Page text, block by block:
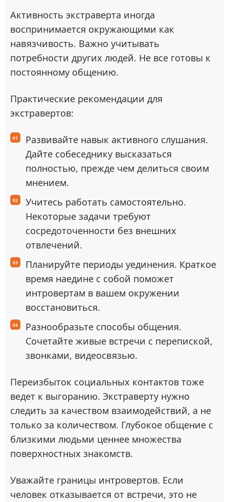
Активность экстраверта иногда
воспринимается окружающими как
навязчивость. Важно учитывать
потребности других людей. Не все готовы к
постоянному общению.
Практические рекомендации для
экстравертов:
Развивайте навык активного слушания.
Дайте собеседнику высказаться
полностью, прежде чем делиться своим
мнением.
Учитесь работать самостоятельно.
Некоторые задачи требуют
сосредоточенности без внешних
отвлечений.
Планируйте периоды уединения. Краткое
время наедине с собой поможет
интровертам в вашем окружении
восстановиться.
Разнообразьте способы общения.
Сочетайте живые встречи с перепиской,
звонками, видеосвязью.
Переизбыток социальных контактов тоже
ведет к выгоранию. Экстраверту нужно
следить за качеством взаимодействий, а не
только за количеством. Глубокое общение с
близкими людьми ценнее множества
поверхностных знакомств.
Уважайте границы интровертов. Если
человек отказывается от встречи, это не